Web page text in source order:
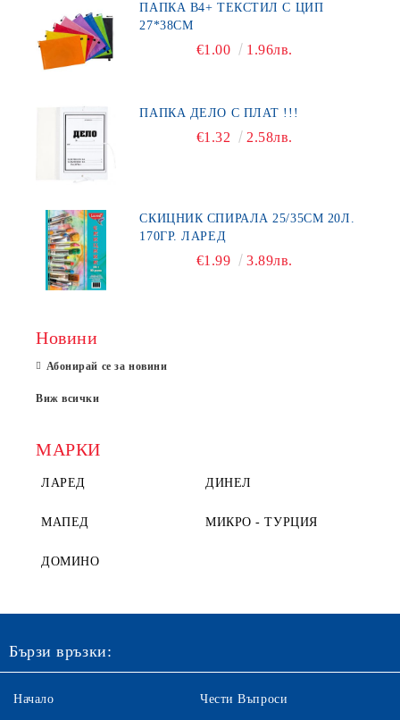
ПАПКА В4+ ТЕКСТИЛ С ЦИП
27*38СМ
€1.00 1.96лв.
ПАПКА ДЕЛО С ПЛАТ !!!
€1.32 2.58лв.
СКИЦНИК СПИРАЛА 25/35СМ 20Л.
170ГР. ЛАРЕД
€1.99 3.89лв.
Новини
Абонирай се за новини
Виж всички
МАРКИ
ЛАРЕД ДИНЕЛ
МАПЕД МИКРО - ТУРЦИЯ
ДОМИНО
Бързи връзки:
Начало Чести Въпроси